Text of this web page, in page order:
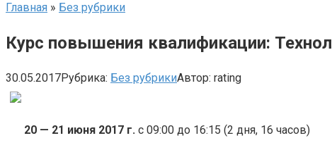
Главная » Без рубрики
Курс повышения квалификации:
30.05.2017Рубрика: Без рубрикиАвтор: rating
20 — 21 июня 2017 г. c 09:00 до 16:15 (2 дня, 16 часов)